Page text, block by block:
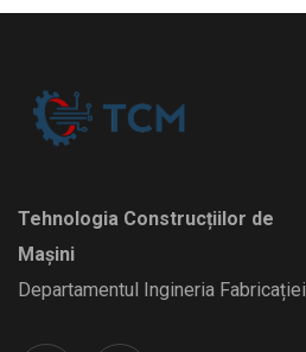
Tehnologia Construcțiilor de
Mașini
Departamentul Ingineria Fabricației